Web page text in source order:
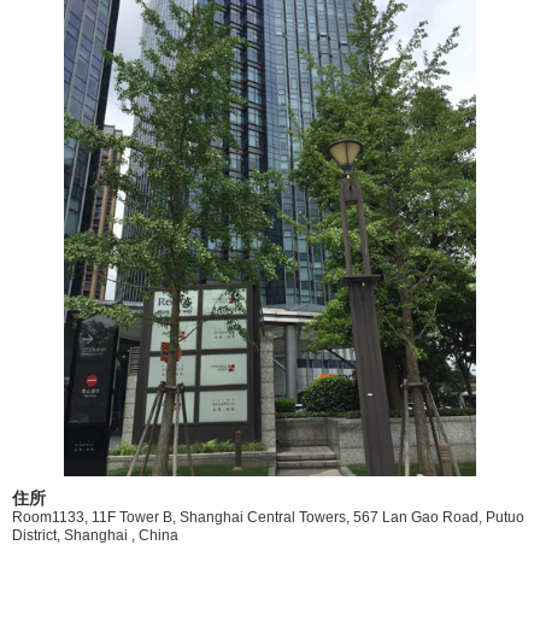
住所
Room1133, 11F Tower B, Shanghai Central Towers, 567 Lan Gao Road, Putuo
District, Shanghai , China